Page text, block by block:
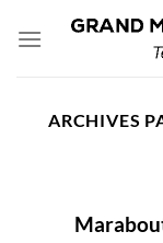
ARCHIVES